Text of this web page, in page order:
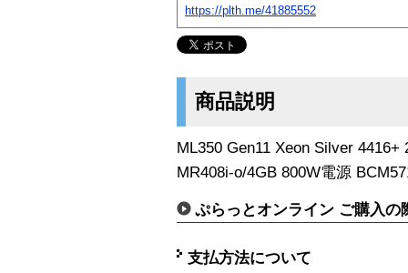
https://plth.me/41885552
商品説明
ML350 Gen11 Xeon Silver
MR408i-o/4GB 800W電源
ぷらっとオンライン ご購入の
支払方法について